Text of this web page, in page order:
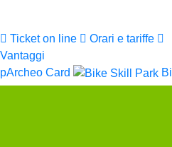
Ticket on line
Orari e tariffe
Vantaggi
pArcheo Card